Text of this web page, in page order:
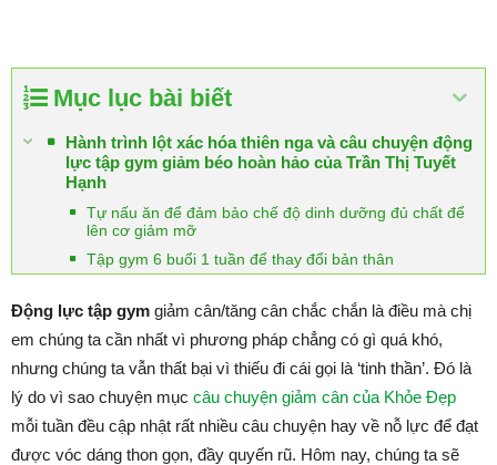
Mục lục bài biết
Hành trình lột xác hóa thiên nga và câu chuyện động
lực tập gym giảm béo hoàn hảo của Trần Thị Tuyết
Hạnh
Tự nấu ăn để đảm bảo chế độ dinh dưỡng đủ chất để
lên cơ giảm mỡ
Tập gym 6 buổi 1 tuần để thay đổi bản thân
Động lực tập gym giảm cân/tăng cân chắc chắn là điều mà chị
em chúng ta cần nhất vì phương pháp chẳng có gì quá khó,
nhưng chúng ta vẫn thất bại vì thiếu đi cái gọi là ‘tinh thần’. Đó là
lý do vì sao chuyện mục câu chuyện giảm cân của Khỏe Đẹp
mỗi tuần đều cập nhật rất nhiều câu chuyện hay về nỗ lực để đạt
được vóc dáng thon gọn, đầy quyến rũ. Hôm nay, chúng ta sẽ